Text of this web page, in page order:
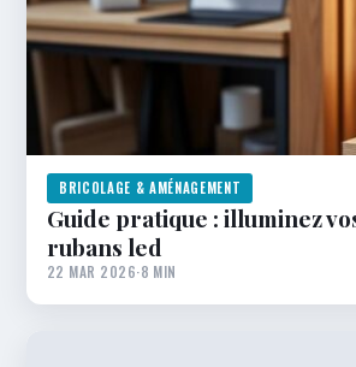
BRICOLAGE & AMÉNAGEMENT
Guide pratique : illuminez
rubans led
22 MAR 2026·8 MIN